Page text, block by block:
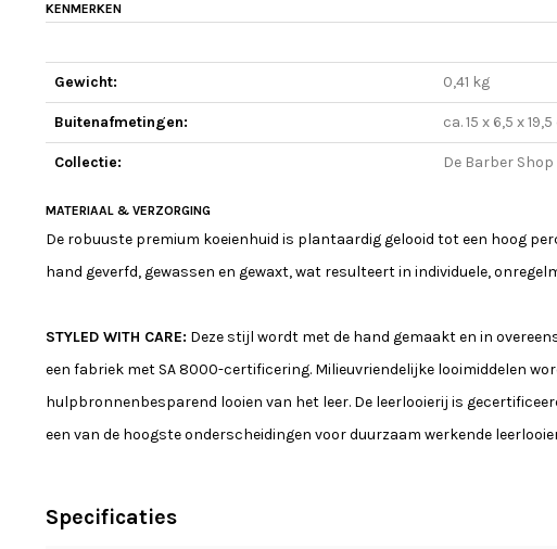
KENMERKEN
Gewicht: 0,41 kg
Buitenafmetingen: ca. 15 x 6,5 x
Collectie: De Barber Shop
MATERIAAL & VERZORGING
De robuuste premium koeienhuid is plantaardig gelooid tot een hoog
hand geverfd, gewassen en gewaxt, wat resulteert in individuele,
STYLED WITH CARE: Deze stijl wordt met de hand gemaakt en in
een fabriek met SA 8000-certificering. Milieuvriendelijke looimiddelen
hulpbronnenbesparend looien van het leer. De leerlooierij is
een van de hoogste onderscheidingen voor duurzaam werkende
Specificaties